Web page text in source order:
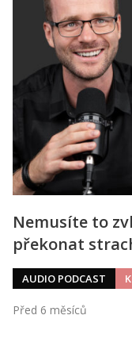
Nemusíte to
překonat
AUDIO PODCAST
Před 6 měsíců